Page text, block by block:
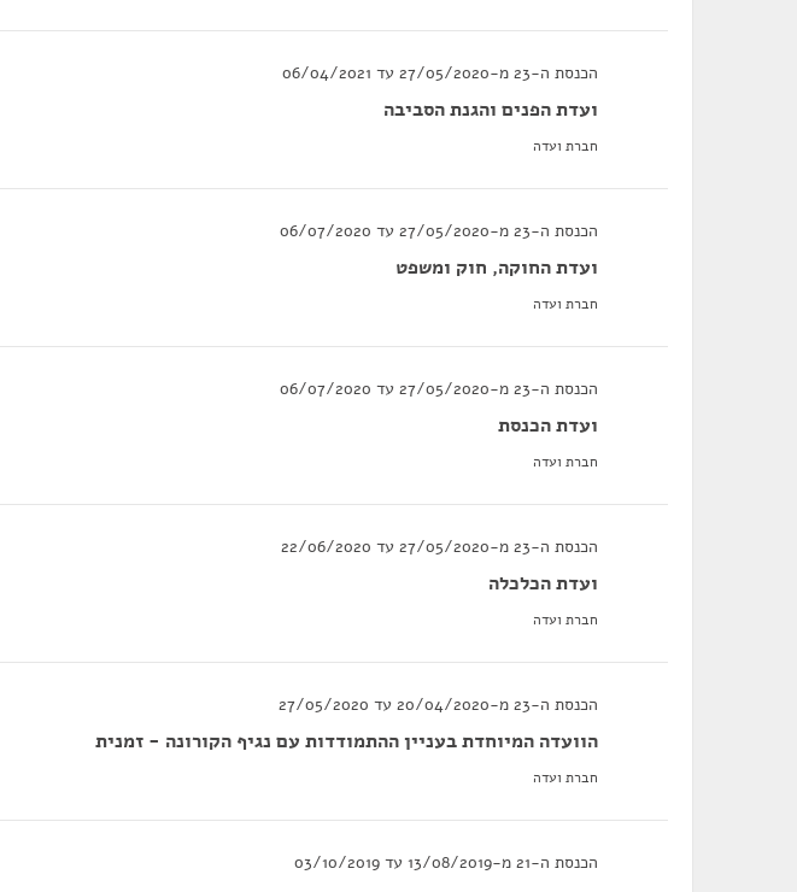
הכנסת ה-23 מ-27/05/2020 עד 06/04/2021
ועדת הפנים והגנת הסביבה
חברת ועדה
הכנסת ה-23 מ-27/05/2020 עד 06/07/2020
ועדת החוקה, חוק ומשפט
חברת ועדה
הכנסת ה-23 מ-27/05/2020 עד 06/07/2020
ועדת הכנסת
חברת ועדה
הכנסת ה-23 מ-27/05/2020 עד 22/06/2020
ועדת הכלכלה
חברת ועדה
הכנסת ה-23 מ-20/04/2020 עד 27/05/2020
הוועדה המיוחדת בעניין ההתמודדות עם נגיף הקורונה - זמנית
חברת ועדה
הכנסת ה-21 מ-13/08/2019 עד 03/10/2019